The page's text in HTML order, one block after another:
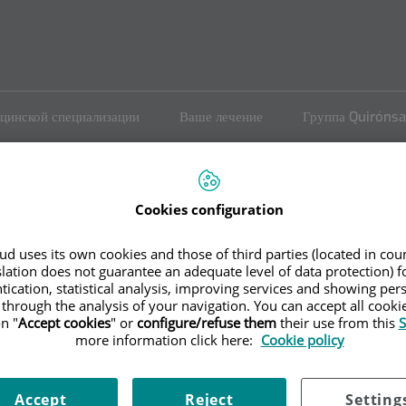
специализации Ваше лечение Группа
Cookies configuration
uses its own cookies and those of third parties (located in
does not guarantee an adequate level of data protection)
statistical analysis, improving services and showing
the analysis of your navigation. You can accept all
"Accept cookies" or configure/refuse themtheir use from this
more information click here: Cookie policy
Reject
Accept